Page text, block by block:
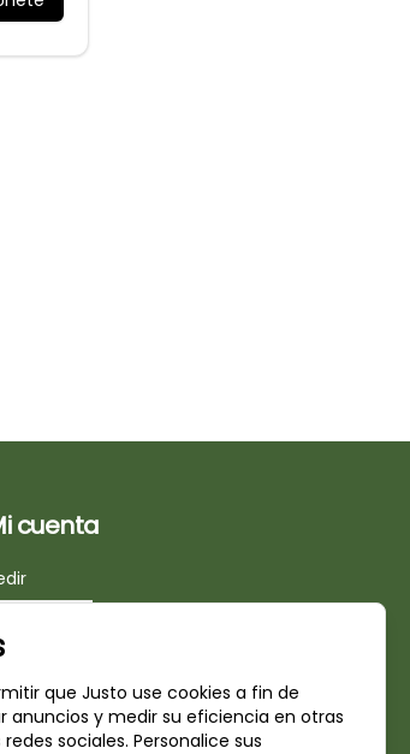
cuenta
que Justo use cookies a fin de
anuncios y medir su eficiencia en otras
sociales. Personalice sus